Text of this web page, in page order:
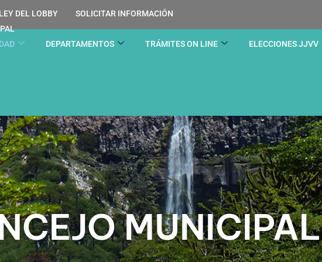
LEY DEL LOBBY
SOLICITAR INFORMACIÓN
DEPARTAMENTOS TRÁMITES ON LINE ELECCIONES JJVV
MUNICIPAL